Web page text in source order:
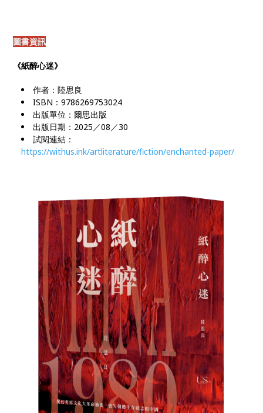
圖書資訊
《紙醉心迷》
作者：陸思良
ISBN：9786269753024
出版單位：爾思出版
出版日期：2025／08／30
試閱連結：
https://withus.ink/artliterature/fiction/enchanted-paper/